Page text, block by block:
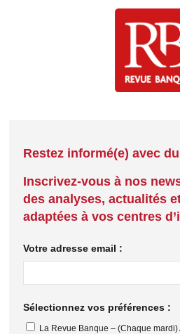
Restez informé(e) avec
Inscrivez-vous à nos
des analyses, actualités
adaptées à vos centres
Votre adresse email :
Sélectionnez vos préférences :
La Revue Banque – (Chaque